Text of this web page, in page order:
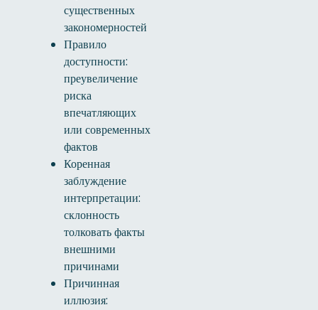
существенных
закономерностей
Правило
доступности:
преувеличение
риска
впечатляющих
или современных
фактов
Коренная
заблуждение
интерпретации:
склонность
толковать факты
внешними
причинами
Причинная
иллюзия: